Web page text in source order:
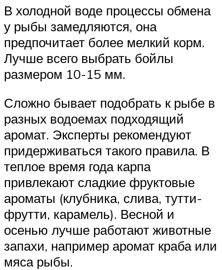
В холодной воде процессы обмена
у рыбы замедляются, она
предпочитает более мелкий корм.
Лучше всего выбрать бойлы
размером 10-15 мм.
Сложно бывает подобрать к рыбе в
разных водоемах подходящий
аромат. Эксперты рекомендуют
придерживаться такого правила. В
теплое время года карпа
привлекают сладкие фруктовые
ароматы (клубника, слива, тутти-
фрутти, карамель). Весной и
осенью лучше работают животные
запахи, например аромат краба или
мяса рыбы.